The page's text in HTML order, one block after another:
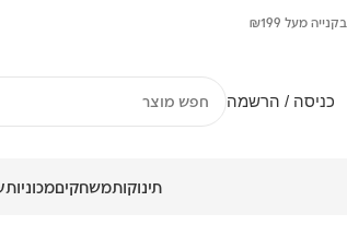
מעל ₪199
כניסה / הרשמה
תינוקותמשחקיםמכוניות